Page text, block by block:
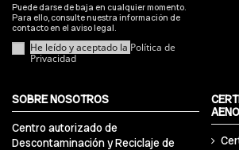
Puede darse de baja en cualquier momento.
Para ello, consulte nuestra información de
contacto en el aviso legal.
He leído y aceptado la Política de
Privacidad
SOBRE NOSOTROS
Centro autorizado de
Descontaminación y Reciclaje de